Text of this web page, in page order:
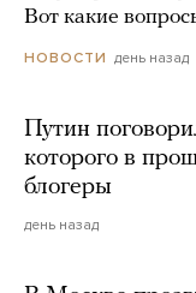
Вот какие
НОВОСТИ день назад
Путин
которого в
блогеры
день назад